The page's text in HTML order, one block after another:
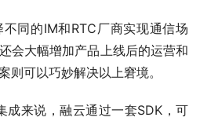
同的IM和RTC厂商实现通信场
会大幅增加产品上线后的运营和
则可以巧妙解决以上窘境。
成来说，融云通过一套SDK，可